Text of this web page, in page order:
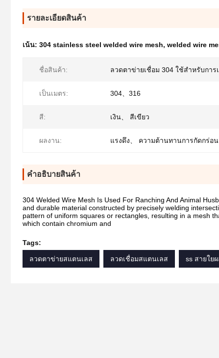
รายละเอียดสินค้า
เน้น: 304 stainless steel welded wire mesh, welded wire
ชื่อสินค้า: ลวดตาข่ายเชื่อม 304 ใช้สำหรับการ
เป็นเมตร: 304、316
สี: เงิน、 สีเขียว
ผลงาน: แรงดึง、 ความต้านทานการกัดกร่อน
คําอธิบายสินค้า
304 Welded Wire Mesh Is Used For Ranching And Animal
and durable material constructed by precisely welding
pattern of uniform squares or rectangles, resulting in a mesh
which contain chromium and
Tags:
ลวดตาข่ายสแตนเลส ลวดเชื่อมสแตนเลส ss สายใย